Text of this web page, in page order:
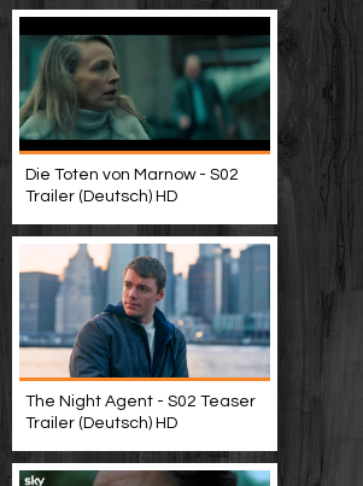
Die Toten von Marnow - S02
Trailer (Deutsch) HD
The Night Agent - S02 Teaser
Trailer (Deutsch) HD